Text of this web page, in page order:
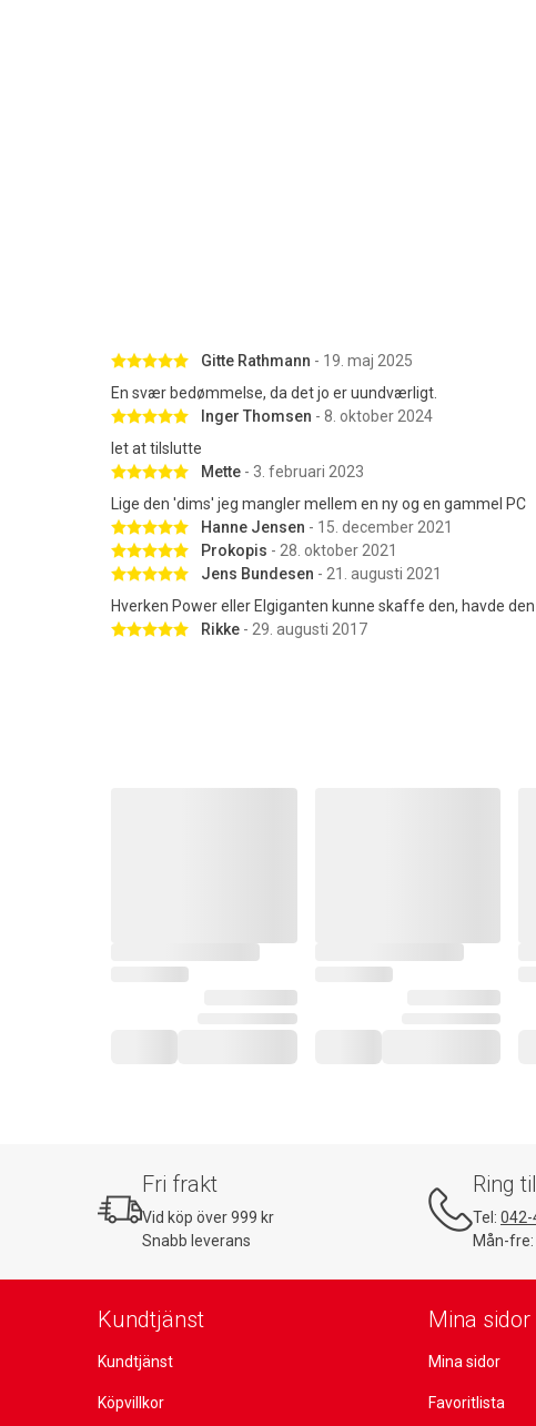
Betygsatt 5 av 5 stjärnor
Gitte Rathmann - 19. maj 2025
En svær bedømmelse, da det jo er uundværligt.
Betygsatt 5 av 5 stjärnor
Inger Thomsen - 8. oktober 2024
let at tilslutte
Betygsatt 5 av 5 stjärnor
Mette - 3. februari 2023
Lige den 'dims' jeg mangler mellem en ny og en gammel PC
Betygsatt 5 av 5 stjärnor
Hanne Jensen - 15. december 2021
Betygsatt 5 av 5 stjärnor
Prokopis - 28. oktober 2021
Betygsatt 5 av 5 stjärnor
Jens Bundesen - 21. augusti 2021
Hverken Power eller Elgiganten kunne skaffe den, havde
Betygsatt 5 av 5 stjärnor
Rikke - 29. augusti 2017
Fri frakt
Vid köp över 999 kr
Snabb leverans
Ring
Tel: 042-
Mån-
Kundtjänst
Kundtjänst
Köpvillkor
Mina sidor
Mina sidor
Favoritlista